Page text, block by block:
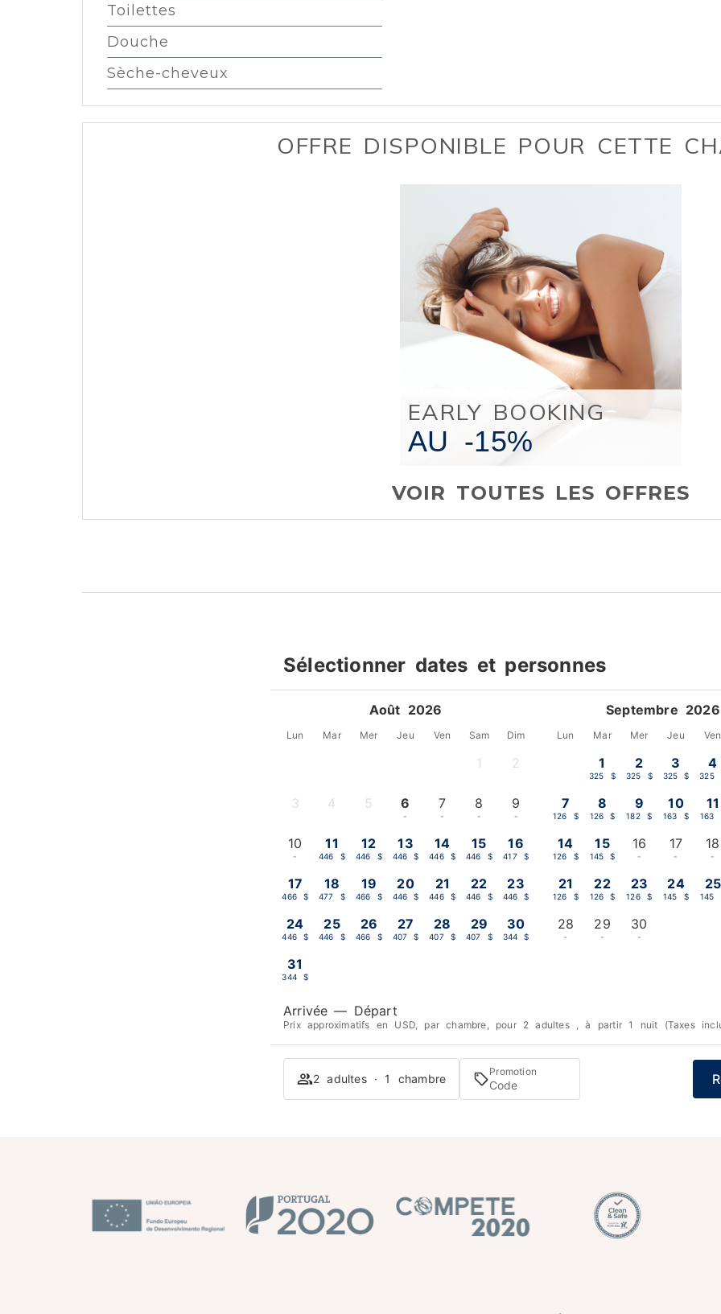
Toilettes
Douche
Sèche-cheveux
OFFRE DISPONIBLE POUR CETTE
EARLY BOOKING
AU -15%
VOIR TOUTES LES OFFRES
Sélectionner dates et personnes
Août 2026
Lun Mar Mer Jeu Ven Sam Dim
1 2
3 4 5 6
-
7
-
8
-
9
-
10
-
11
446 $
12
446 $
13
446 $
14
446 $
15
446 $
16
417 $
17
466 $
18
477 $
19
466 $
20
446 $
21
446 $
22
446 $
23
446 $
24
446 $
25
446 $
26
466 $
27
407 $
28
407 $
29
407 $
30
344 $
31
344 $
Septembre 2026
Lun Mar Mer Jeu Ven
1
325 $
2
325 $
3
325 $
4
325
7
126 $
8
126 $
9
182 $
10
163 $
11
163
14
126 $
15
145 $
16
-
17
-
18
-
21
126 $
22
126 $
23
126 $
24
145 $
25
145
28
-
29
-
30
-
Arrivée — Départ
Prix approximatifs en USD, par chambre, pour 2 adultes , à partir 1 nuit (Taxes
2 adultes · 1 chambre Promotion